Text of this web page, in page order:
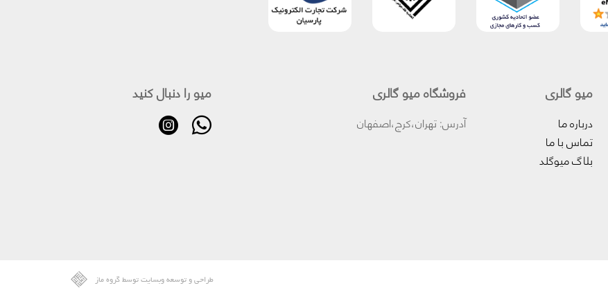
میو گالری
درباره ما
تماس با ما
بلاگ میوگلد
فروشگاه میو گالری
آدرس: تهران،کرج،اصفهان
میو را دنبال کنید
طراحی و توسعه وبسایت توسط گروه ماز